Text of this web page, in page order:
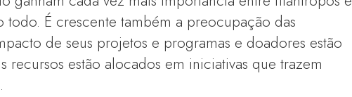
É crescente também a preocupação das
de seus projetos e programas e doadores estão
recursos estão alocados em iniciativas que trazem